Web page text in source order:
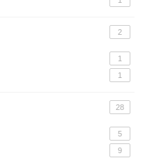
2
1
1
28
5
9